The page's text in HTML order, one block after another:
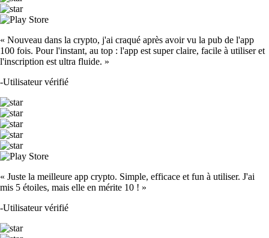
« Nouveau dans la crypto, j'ai craqué après avoir vu la pub de l'app
100 fois. Pour l'instant, au top : l'app est super claire, facile à utiliser et
l'inscription est ultra fluide. »
-Utilisateur vérifié
« Juste la meilleure app crypto. Simple, efficace et fun à utiliser. J'ai
mis 5 étoiles, mais elle en mérite 10 ! »
-Utilisateur vérifié